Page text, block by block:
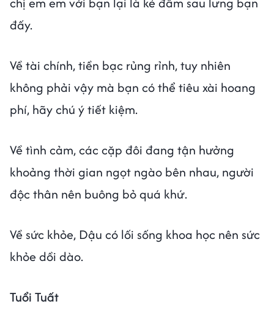
đấy.
Về tài chính, tiền bạc rủng rỉnh, tuy nhiên
không phải vậy mà bạn có thể tiêu xài hoang
phí, hãy chú ý tiết kiệm.
Về tình cảm, các cặp đôi đang tận hưởng
khoảng thời gian ngọt ngào bên nhau, người
độc thân nên buông bỏ quá khứ.
Về sức khỏe, Dậu có lối sống khoa học nên sức
khỏe dồi dào.
Tuổi Tuất